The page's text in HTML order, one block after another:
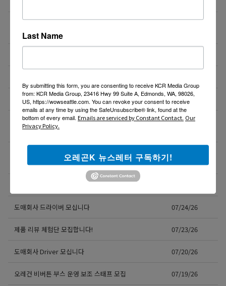
[미전역 | 스마트폰 부업/창업] 고객 이름만 넣으면 평
생 연금 20% 지급!
08/07/26
높은 수익을 창출할 독점 파트너(딜러)를 모십니다. 07/29/26
기계/레이저 장비 설치 및 유지 보수 신입, 경력 정규직
모집
07/29/26
8월13일(목) 10:00am 오레곤 요양보호사 활동지원사
한국어 오리엔테이션
도매회사 드라이버 모십니다 07/24/26
제품 리뷰 체험단 모집합니다! 07/23/26
도매회사 Driver 모십니다 07/20/26
오레건 비버튼 부스 운영 보조 스태프 모집 07/19/26
Last Name
By submitting this form, you are consenting to receive KCR Media Group
from: KCR Media Group, 23416 Hwy 99 Suite A, Edmonds, WA, 98026,
US, https://wowseattle.com. You can revoke your consent to receive
emails at any time by using the SafeUnsubscribe® link, found at the
bottom of every email. Emails are serviced by Constant Contact. Our
Privacy Policy.
오레곤K 뉴스레터 구독하기!